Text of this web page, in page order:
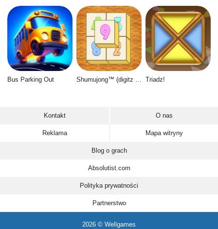
Bus Parking Out Triadz!
Kontakt O nas
Reklama Mapa witryny
Blog o grach
Absolutist.com
Polityka prywatności
Partnerstwo
2026 © Wellgames